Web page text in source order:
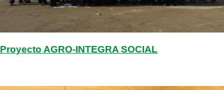
Proyecto AGRO-INTEGRA SOCIAL